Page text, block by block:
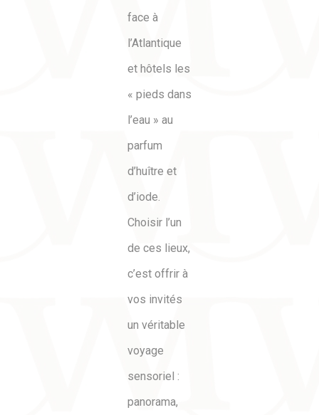
face à
l’Atlantique
et hôtels les
« pieds dans
l’eau » au
parfum
d’huître et
d’iode.
Choisir l’un
de ces lieux,
c’est offrir à
vos invités
un véritable
voyage
sensoriel :
panorama,